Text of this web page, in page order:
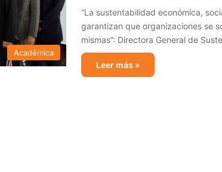
Académica
“La sustentabilidad económica,
garantizan que organizaciones se
mismas”: Directora General de
Leer más »